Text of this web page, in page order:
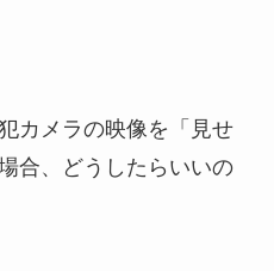
カメラの映像を「見せ
合、どうしたらいいの